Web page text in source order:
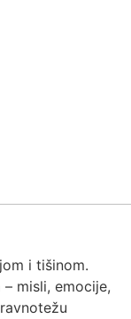
i tišinom.
misli, emocije,